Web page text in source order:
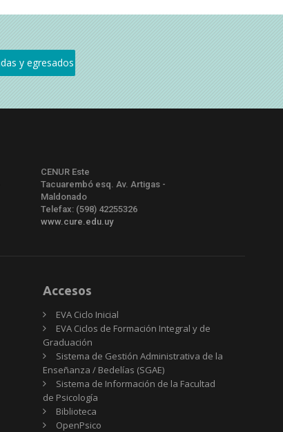
CENUR Este
Tacuarembó esq. Av. Artigas -
Maldonado
Telefax: (598) 42255326
www.cure.edu.uy
Accesos
EVA Ciclo Inicial
EVA Ciclos de Formación Integral y de
Graduación
Sistema de Gestión Administrativa de la
Enseñanza / Bedelías (SGAE)
Sistema de Información de la Facultad
de Psicología
Biblioteca
OpenPsico